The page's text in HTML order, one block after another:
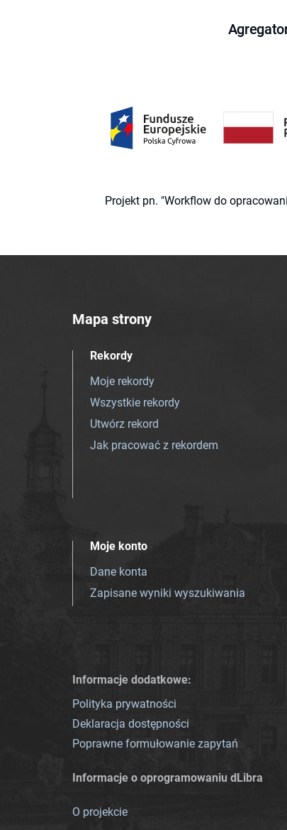
Projekt pn. "Workflow do
Mapa strony
Rekordy
Moje rekordy
Wszystkie rekordy
Utwórz rekord
Jak pracować z rekordem
Moje konto
Dane konta
Zapisane wyniki wyszukiwania
Informacje dodatkowe:
Polityka prywatności
Deklaracja dostępności
Poprawne formułowanie zapytań
Informacje o oprogramowaniu dLibra
O projekcie